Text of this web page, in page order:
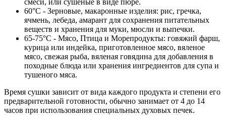
60°С - Зерновые, макаронные изделия: рис, гречка,
ячмень, лебеда, амарант для сохранения питательных
веществ и хранения для муки, мюсли и выпечки.
65-75°С - Мясо, Птица и Морепродукты: говяжий фарш,
курица или индейка, приготовленное мясо, вяленое
мясо, свежая рыба, вяленая говядина для добавления в
походные блюда или хранения ингредиентов для супа и
тушеного мяса.
Время сушки зависит от вида каждого продукта и степени его
предварительной готовности, обычно занимает от 4 до 14
часов при использования специальных духовых печек.